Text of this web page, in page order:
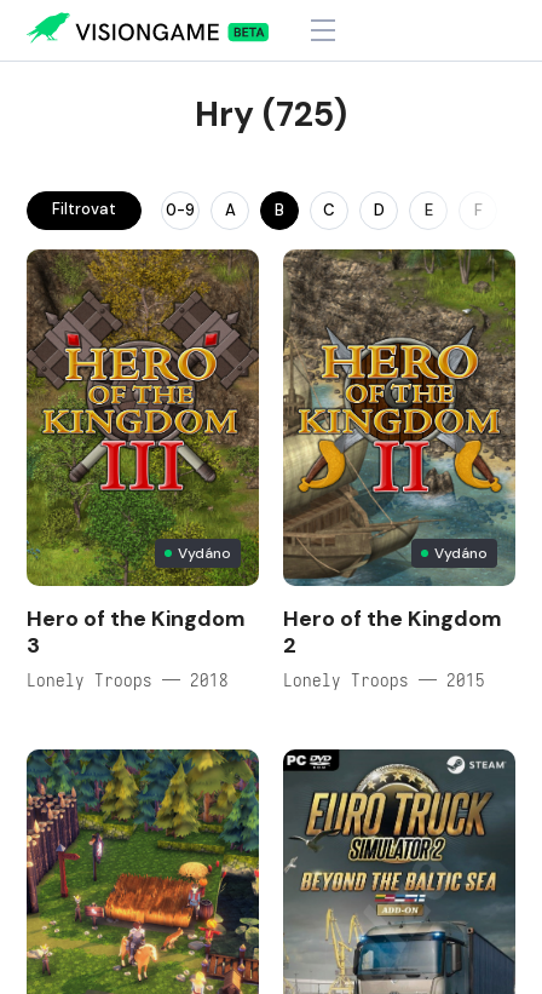
Hry (725)
Filtrovat 0-9 A B C D E F
Vydáno
Hero of the Kingdom
3
Lonely Troops — 2018
Vydáno
Hero of the Kingdom
2
Lonely Troops — 2015